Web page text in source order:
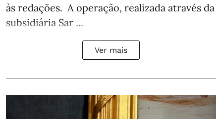
às redações. A operação, realizada através da
subsidiária Sar ...
Ver mais